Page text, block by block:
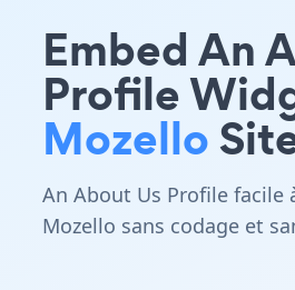
Embed An
Profile
Mozello
An About Us Profile facile
Mozello sans codage et